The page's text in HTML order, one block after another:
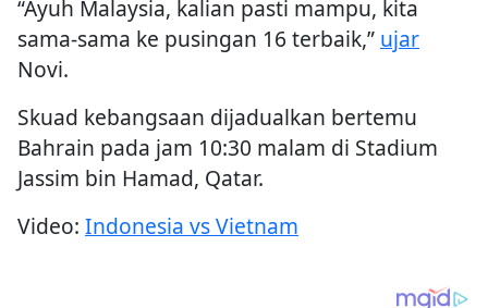
“Ayuh Malaysia, kalian pasti mampu, kita
sama-sama ke pusingan 16 terbaik,” ujar
Novi.
Skuad kebangsaan dijadualkan bertemu
Bahrain pada jam 10:30 malam di Stadium
Jassim bin Hamad, Qatar.
Video: Indonesia vs Vietnam